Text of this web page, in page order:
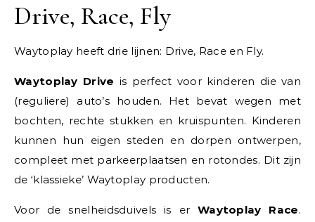
Drive, Race, Fly
Waytoplay heeft drie lijnen: Drive, Race en Fly.
Waytoplay Drive is perfect voor kinderen die van
(reguliere) auto’s houden. Het bevat wegen met
bochten, rechte stukken en kruispunten. Kinderen
kunnen hun eigen steden en dorpen ontwerpen,
compleet met parkeerplaatsen en rotondes. Dit zijn
de ‘klassieke’ Waytoplay producten.
Voor de snelheidsduivels is er Waytoplay Race.